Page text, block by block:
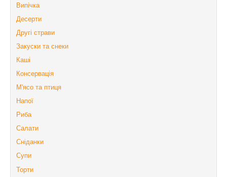
Випічка
Десерти
Другі страви
Закуски та снеки
Каші
Консервація
М'ясо та птиця
Напої
Риба
Салати
Сніданки
Супи
Торти